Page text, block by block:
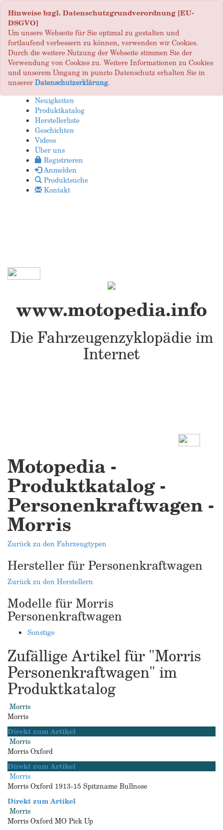
Hinweise bzgl. Datenschutzgrundverordnung [EU-
DSGVO]
Um unsere Webseite für Sie optimal zu gestalten und
fortlaufend verbessern zu können, verwenden wir Cookies.
Durch die weitere Nutzung der Webseite stimmen Sie der
Verwendung von Cookies zu. Weitere Informationen zu Cookies
und unserem Umgang in puncto Datenschutz erhalten Sie in
unsererDatenschutzerklärung.
Neuigkeiten
Produktkatalog
Herstellerliste
Geschichten
Videos
Über uns
Registrieren
Anmelden
Produktsuche
Kontakt
www.motopedia.info
Die Fahrzeugenzyklopädie im
Internet
Motopedia -
Produktkatalog -
Personenkraftwagen -
Morris
Zurück zu den Fahrzeugtypen
Hersteller für Personenkraftwagen
Zurück zu den Herstellern
Modelle für Morris
Personenkraftwagen
Sonstige
Zufällige Artikel für "Morris
Personenkraftwagen" im
Produktkatalog
Morris
Morris
Direkt zum Artikel
Morris
Morris Oxford
Direkt zum Artikel
Morris
Morris Oxford 1913-15 Spitzname Bullnose
Direkt zum Artikel
Morris
Morris Oxford MO Pick Up